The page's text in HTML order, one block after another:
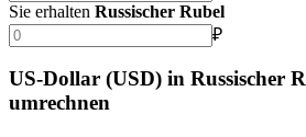
Sie erhalten Russischer Rubel
₽
US-Dollar (USD) in Russischer
umrechnen